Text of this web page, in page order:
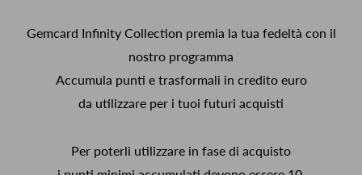
Gemcard Infinity Collection premia la tua fedeltà con il
nostro programma
Accumula punti e trasformali in credito euro
da utilizzare per i tuoi futuri acquisti
Per poterli utilizzare in fase di acquisto